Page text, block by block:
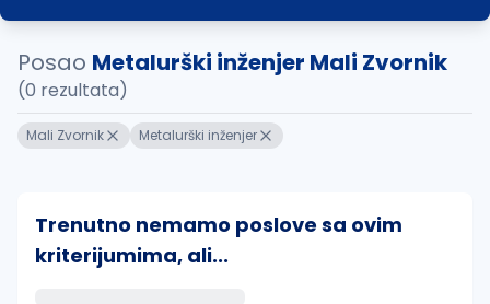
Posao Metalurški inženjer Mali Zvornik
(0 rezultata)
Mali Zvornik Metalurški inženjer
Trenutno nemamo poslove sa ovim
kriterijumima, ali...